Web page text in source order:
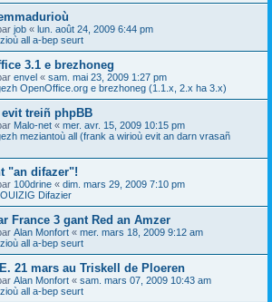
job « lun. août 24, 2009 6:44 pm
all a-bep seurt
3.1 e brezhoneg
envel « sam. mai 23, 2009 1:27 pm
OpenOffice.org e brezhoneg (1.1.x, 2.x ha 3.x)
treiñ phpBB
Malo-net « mer. avr. 15, 2009 10:15 pm
meziantoù all (frank a wirioù evit an darn vrasañ
"an difazer"!
100drine « dim. mars 29, 2009 7:10 pm
Difazier
France 3 gant Red an Amzer
Alan Monfort « mer. mars 18, 2009 9:12 am
all a-bep seurt
21 mars au Triskell de Ploeren
Alan Monfort « sam. mars 07, 2009 10:43 am
all a-bep seurt